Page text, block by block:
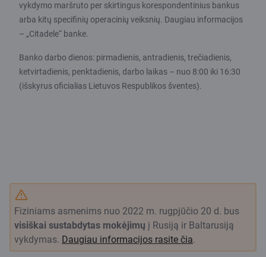
vykdymo maršruto per skirtingus korespondentinius bankus
arba kitų specifinių operacinių veiksnių. Daugiau informacijos
– „Citadele“ banke.
Banko darbo dienos: pirmadienis, antradienis, trečiadienis,
ketvirtadienis, penktadienis, darbo laikas – nuo 8:00 iki 16:30
(išskyrus oficialias Lietuvos Respublikos šventes).
Fiziniams asmenims nuo 2022 m. rugpjūčio 20 d. bus
visiškai sustabdytas mokėjimų į Rusiją ir Baltarusiją
vykdymas. Daugiau informacijos rasite čia.